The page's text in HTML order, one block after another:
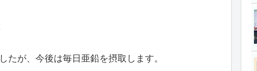
が、今後は毎日亜鉛を摂取します。